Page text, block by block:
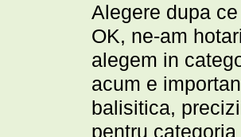
Alegere dupa
OK, ne-am
alegem in
acum e
balisitica,
pentru